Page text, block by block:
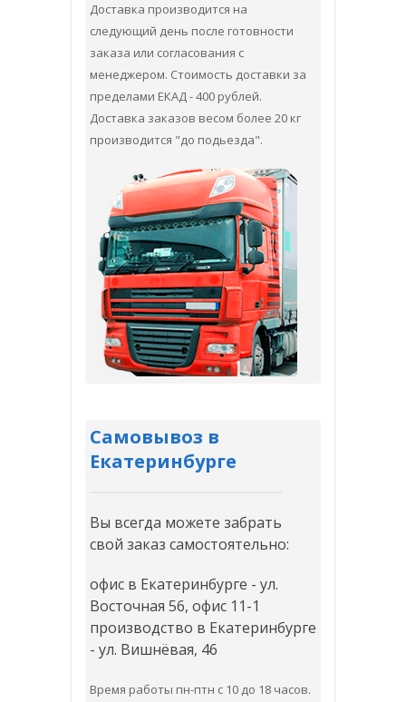
Доставка производится на
следующий день после готовности
заказа или согласования с
менеджером. Стоимость доставки за
пределами ЕКАД - 400 рублей.
Доставка заказов весом более 20 кг
производится "до подьезда".
Самовывоз в
Екатеринбурге
Вы всегда можете забрать
свой заказ самостоятельно:
офис в Екатеринбурге - ул.
Восточная 56, офис 11-1
производство в Екатеринбурге
- ул. Вишнёвая, 46
Время работы пн-птн с 10 до 18 часов.